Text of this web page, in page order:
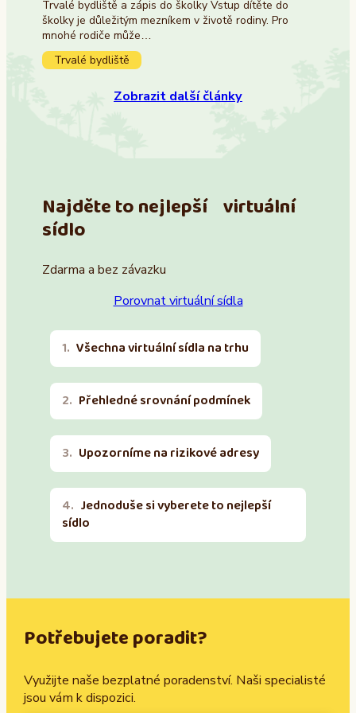
Trvalé bydliště a zápis do školky Vstup dítěte do
školky je důležitým mezníkem v životě rodiny. Pro
mnohé rodiče může…
Trvalé bydliště
Zobrazit další články
Najděte to nejlepší virtuální
sídlo
Zdarma a bez závazku
Porovnat virtuální sídla
Všechna virtuální sídla na trhu
Přehledné srovnání podmínek
Upozorníme na rizikové adresy
Jednoduše si vyberete to nejlepší
sídlo
Potřebujete poradit?
Využijte naše bezplatné poradenství. Naši specialisté
jsou vám k dispozici.